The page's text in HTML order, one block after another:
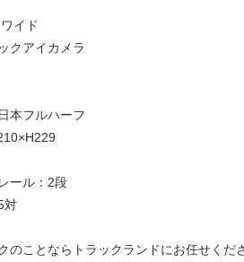
イド
クアイカメラ
本フルハーフ
ール：2段
対
のことならトラックランドにお任せくだ